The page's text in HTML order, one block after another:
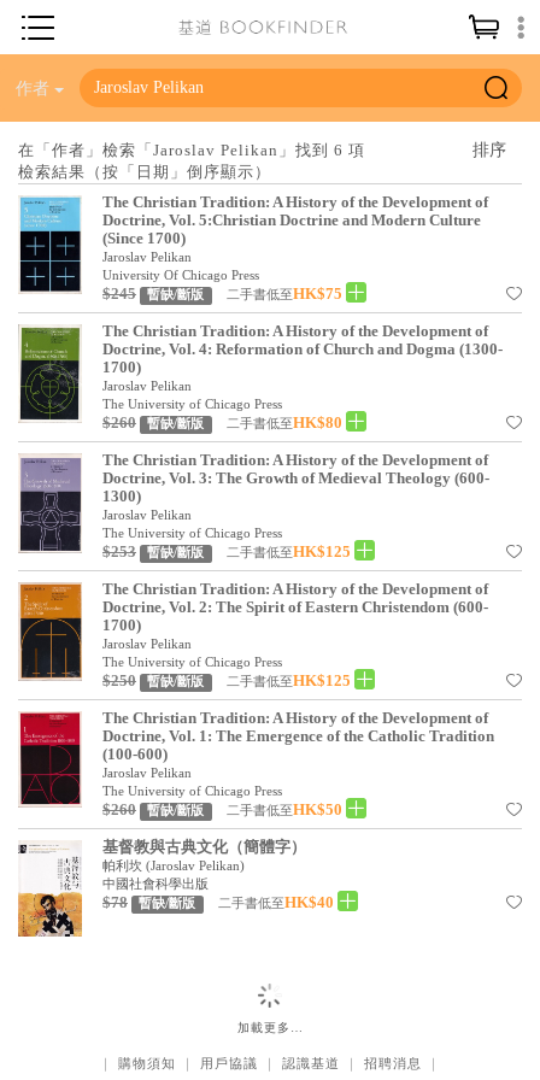
神學／教義
聖經
信仰入門
教會歷史
靈修／禱告
信徒生活
教會事工
分齡牧養
社會／倫理
哲學／宗教比較
見證／傳記
文藝／勵志
童書
精選影音
其他
禮品專區
得獎作品推介
暢銷榜
中文二手書
作者
在「作者」檢索「Jaroslav Pelikan」找到 6 項
檢索結果（按「日期」倒序顯示）
The Christian Tradition: A History of the Development of
Doctrine, Vol. 5:Christian Doctrine and Modern Culture
(Since 1700)
Jaroslav Pelikan
University Of Chicago Press
$245 暫缺/斷版 二手書低至HK$75
The Christian Tradition: A History of the Development of
Doctrine, Vol. 4: Reformation of Church and Dogma (1300-
1700)
Jaroslav Pelikan
The University of Chicago Press
$260 暫缺/斷版 二手書低至HK$80
The Christian Tradition: A History of the Development of
Doctrine, Vol. 3: The Growth of Medieval Theology (600-
1300)
Jaroslav Pelikan
The University of Chicago Press
$253 暫缺/斷版 二手書低至HK$125
The Christian Tradition: A History of the Development of
Doctrine, Vol. 2: The Spirit of Eastern Christendom (600-
1700)
Jaroslav Pelikan
The University of Chicago Press
$250 暫缺/斷版 二手書低至HK$125
The Christian Tradition: A History of the Development of
Doctrine, Vol. 1: The Emergence of the Catholic Tradition
(100-600)
Jaroslav Pelikan
The University of Chicago Press
$260 暫缺/斷版 二手書低至HK$50
基督教與古典文化（簡體字）
帕利坎 (Jaroslav Pelikan)
中國社會科學出版
$78 暫缺/斷版 二手書低至HK$40
加載更多…
｜ 購物須知 ｜ 用戶協議 ｜ 認識基道 ｜ 招聘消息 ｜